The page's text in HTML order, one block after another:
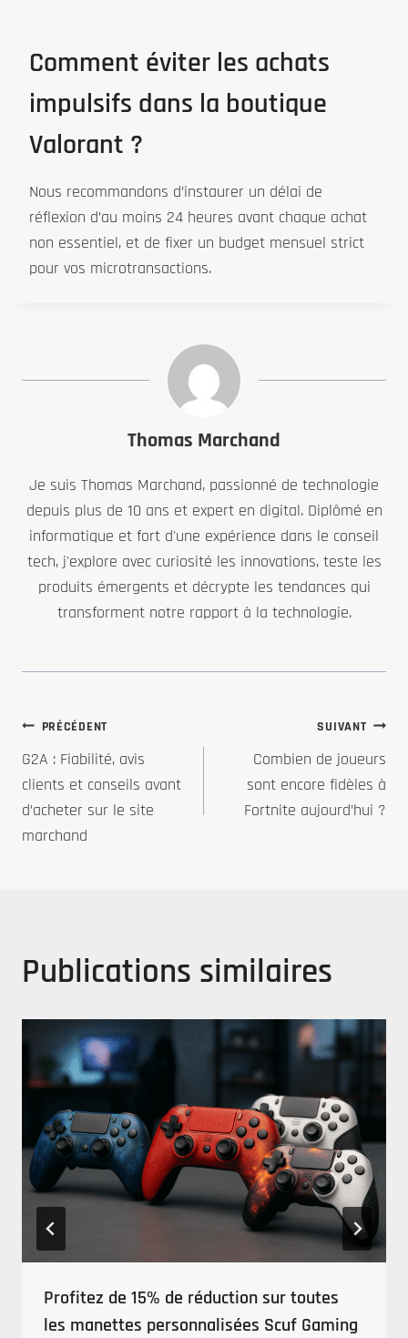
Comment éviter les achats
impulsifs dans la boutique
Valorant ?
Nous recommandons d’instaurer un délai de
réflexion d’au moins 24 heures avant chaque achat
non essentiel, et de fixer un budget mensuel strict
pour vos microtransactions.
Thomas Marchand
Je suis Thomas Marchand, passionné de technologie
depuis plus de 10 ans et expert en digital. Diplômé en
informatique et fort d'une expérience dans le conseil
tech, j'explore avec curiosité les innovations, teste les
produits émergents et décrypte les tendances qui
transforment notre rapport à la technologie.
Navigation
de
l’article
PRÉCÉDENT
G2A : Fiabilité, avis
clients et conseils avant
d’acheter sur le site
marchand
SUIVANT
Combien de joueurs
sont encore fidèles à
Fortnite aujourd’hui ?
Publications similaires
Profitez de 15% de réduction sur toutes
les manettes personnalisées Scuf Gaming